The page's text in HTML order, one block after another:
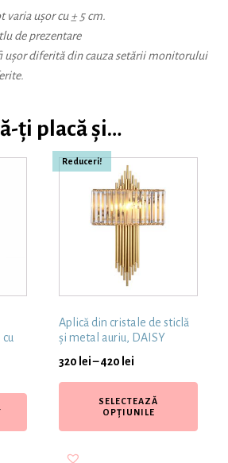
varia ușor cu ± 5 cm.
de prezentare
ușor diferită din cauza setării monitorului
ți placă și…
Reduceri!
Aplică din cristale de sticlă
și metal auriu, DAISY
320 lei–420 lei
SELECTEAZĂ
OPȚIUNILE